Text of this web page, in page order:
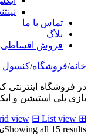
تماس با ما
بلاگ
فروش اقساطی
خانه/فروشگاه/کنسول
بازی پلی استیشن و
⊞
view ⊟ List view
Showing all 15 results